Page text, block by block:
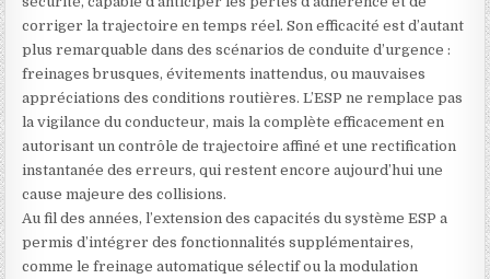
corriger la trajectoire en temps réel. Son efficacité est d’autant
plus remarquable dans des scénarios de conduite d’urgence :
freinages brusques, évitements inattendus, ou mauvaises
appréciations des conditions routières. L’ESP ne remplace pas
la vigilance du conducteur, mais la complète efficacement en
autorisant un contrôle de trajectoire affiné et une rectification
instantanée des erreurs, qui restent encore aujourd’hui une
cause majeure des collisions.
Au fil des années, l’extension des capacités du système ESP a
permis d’intégrer des fonctionnalités supplémentaires,
comme le freinage automatique sélectif ou la modulation